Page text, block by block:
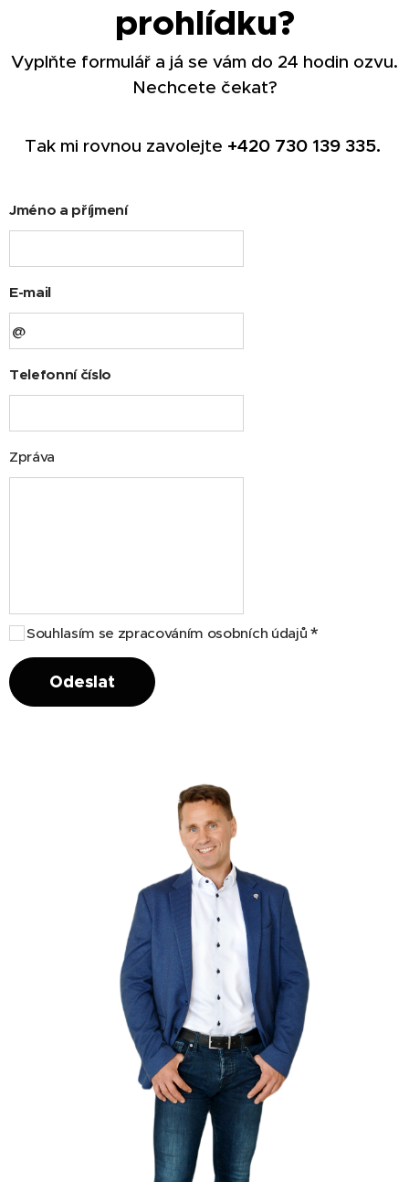
prohlídku?
Vyplňte formulář a já se vám do 24 hodin ozvu.
Nechcete čekat?
Tak mi rovnou zavolejte +420730 139 335.
Jméno a příjmení
E-mail
Telefonní číslo
Zpráva
Souhlasím se zpracováním osobních údajů
Odeslat